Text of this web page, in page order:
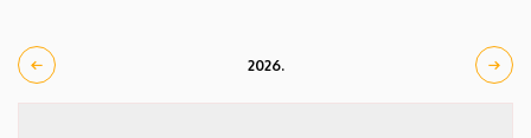
2026.